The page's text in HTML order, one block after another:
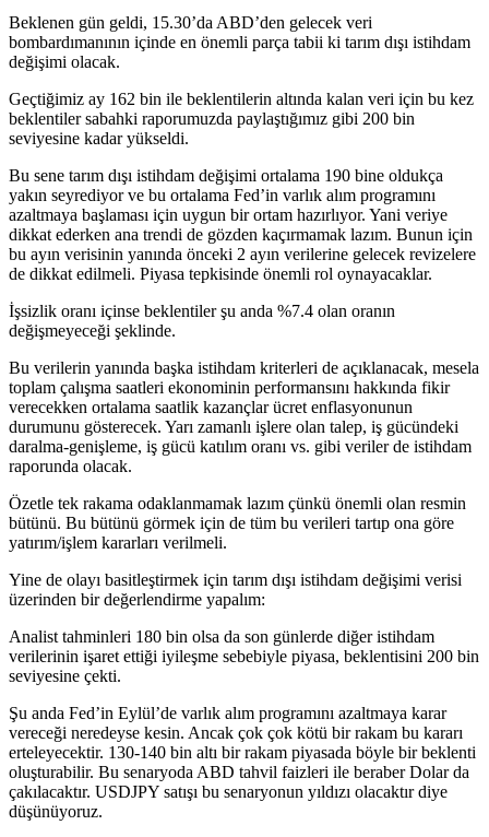
Beklenen gün geldi, 15.30’da ABD’den gelecek veri
bombardımanının içinde en önemli parça tabii ki tarım dışı istihdam
değişimi olacak.
Geçtiğimiz ay 162 bin ile beklentilerin altında kalan veri için bu kez
beklentiler sabahki raporumuzda paylaştığımız gibi 200 bin
seviyesine kadar yükseldi.
Bu sene tarım dışı istihdam değişimi ortalama 190 bine oldukça
yakın seyrediyor ve bu ortalama Fed’in varlık alım programını
azaltmaya başlaması için uygun bir ortam hazırlıyor. Yani veriye
dikkat ederken ana trendi de gözden kaçırmamak lazım. Bunun için
bu ayın verisinin yanında önceki 2 ayın verilerine gelecek revizelere
de dikkat edilmeli. Piyasa tepkisinde önemli rol oynayacaklar.
İşsizlik oranı içinse beklentiler şu anda %7.4 olan oranın
değişmeyeceği şeklinde.
Bu verilerin yanında başka istihdam kriterleri de açıklanacak, mesela
toplam çalışma saatleri ekonominin performansını hakkında fikir
verecekken ortalama saatlik kazançlar ücret enflasyonunun
durumunu gösterecek. Yarı zamanlı işlere olan talep, iş gücündeki
daralma-genişleme, iş gücü katılım oranı vs. gibi veriler de istihdam
raporunda olacak.
Özetle tek rakama odaklanmamak lazım çünkü önemli olan resmin
bütünü. Bu bütünü görmek için de tüm bu verileri tartıp ona göre
yatırım/işlem kararları verilmeli.
Yine de olayı basitleştirmek için tarım dışı istihdam değişimi verisi
üzerinden bir değerlendirme yapalım:
Analist tahminleri 180 bin olsa da son günlerde diğer istihdam
verilerinin işaret ettiği iyileşme sebebiyle piyasa, beklentisini 200 bin
seviyesine çekti.
Şu anda Fed’in Eylül’de varlık alım programını azaltmaya karar
vereceği neredeyse kesin. Ancak çok çok kötü bir rakam bu kararı
erteleyecektir. 130-140 bin altı bir rakam piyasada böyle bir beklenti
oluşturabilir. Bu senaryoda ABD tahvil faizleri ile beraber Dolar da
çakılacaktır. USDJPY satışı bu senaryonun yıldızı olacaktır diye
düşünüyoruz.